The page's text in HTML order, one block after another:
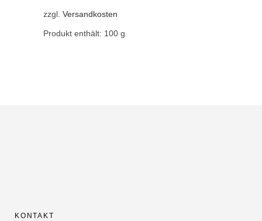
zzgl. Versandkosten
Produkt enthält: 100 g
KONTAKT